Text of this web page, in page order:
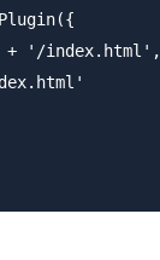
'/index.html',